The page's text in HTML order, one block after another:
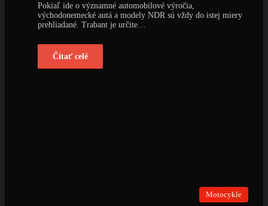
Pokiaľ ide o významné automobilové výročia,
východonemecké autá a modely NDR sú vždy do istej miery
prehliadané. Trabant je určite…
Čítať celé
Motocykle